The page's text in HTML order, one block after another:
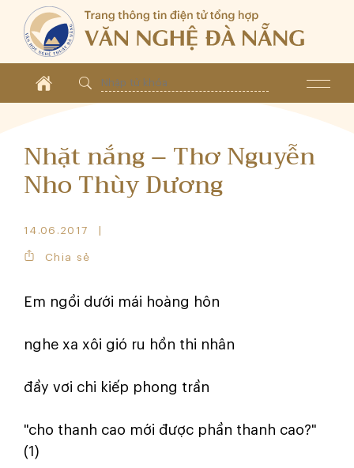
Nhặt nắng – Thơ Nguyễn
Nho Thùy Dương
14.06.2017
Chia sẻ
Em ngồi dưới mái hoàng hôn
nghe xa xôi gió ru hồn thi nhân
đầy vơi chi kiếp phong trần
"cho thanh cao mới được phần thanh cao?"
(1)